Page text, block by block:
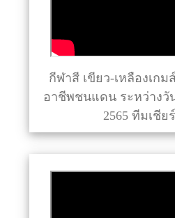
กีฬาสี เขียว-เหลืองเกม
อาชีพชนแดน ระหว่างวั
2565 ทีมเชีย